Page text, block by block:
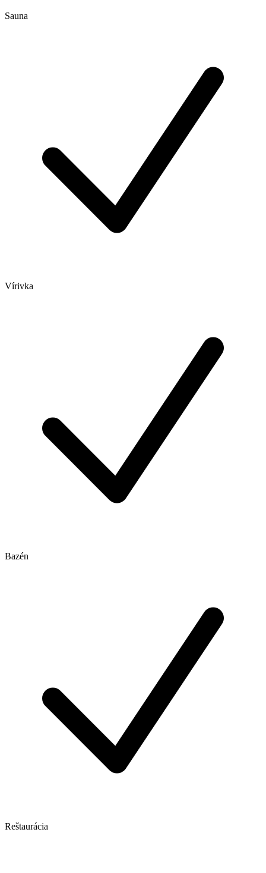
Sauna
Vírivka
Bazén
Reštaurácia